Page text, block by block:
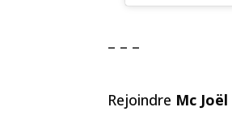
– – –
Rejoindre Mc Joël